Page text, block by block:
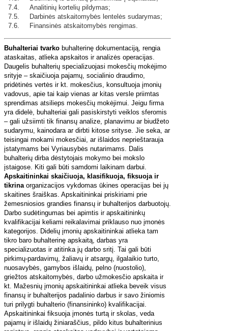
7.4. Analitinių kortelių pildymas;
7.5. Darbinės atskaitomybės lentelės sudarymas;
7.6. Finansinės atskaitomybės rengimas.
Buhalteriai tvarko buhalterinę dokumentaciją, rengia
ataskaitas, atlieka apskaitos ir analizės operacijas.
Daugelis buhalterių specializuojasi mokesčių mokėjimo
srityje – skaičiuoja pajamų, socialinio draudimo,
pridėtinės vertės ir kt. mokesčius, konsultuoja įmonių
vadovus, apie tai kaip vienas ar kitas versle priimtas
sprendimas atsilieps mokesčių mokėjimui. Jeigu firma
yra didelė, buhalteriai gali pasiskirstyti veiklos sferomis
– gali užsiimti tik finansų analize, planavimu ar biudžeto
sudarymu, kainodara ar dirbti kitose srityse. Jie seka, ar
teisingai mokami mokesčiai, ar išlaidos neprieštarauja
įstatymams bei Vyriausybės nutarimams. Dalis
buhalterių dirba dėstytojais mokymo bei mokslo
įstaigose. Kiti gali būti samdomi laikinam darbui.
Apskaitininkai skaičiuoja, klasifikuoja, fiksuoja ir
tikrina organizacijos vykdomas ūkines operacijas bei jų
skaitines šraiškas. Apskaitininkai priskiriami prie
žemesniosios grandies finansų ir buhalterijos darbuotojų.
Darbo sudėtingumas bei apimtis ir apskaitininkų
kvalifikacijai keliami reikalavimai priklauso nuo įmonės
kategorijos. Didelių įmonių apskaitininkai atlieka tam
tikro baro buhalterinę apskaitą, darbas yra
specializuotas ir atitinka jų darbo sritį. Tai gali būti
pirkimų-pardavimų, žaliavų ir atsargų, ilgalaikio turto,
nuosavybės, gamybos išlaidų, pelno (nuostolio),
griežtos atskaitomybės, darbo užmokesčio apskaita ir
kt. Mažesnių įmonių apskaitininkai atlieka beveik visus
finansų ir buhalterijos padalinio darbus ir savo žiniomis
turi prilygti buhalterio (finansininko) kvalifikacijai.
Apskaitininkai fiksuoja įmonės turtą ir skolas, veda
pajamų ir išlaidų žiniaraščius, pildo kitus buhalterinius